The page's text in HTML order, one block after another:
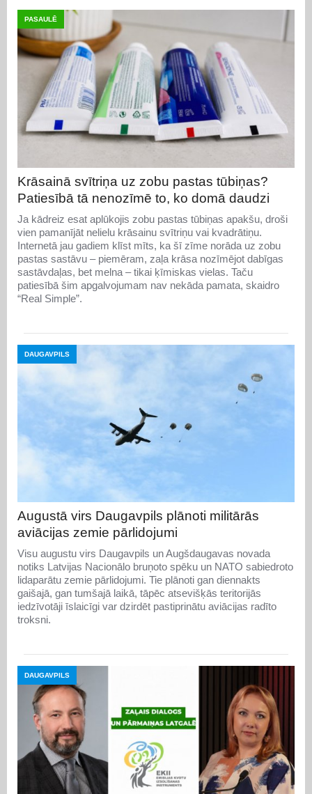
PASAULĒ
Krāsainā svītriņa uz zobu pastas tūbiņas?
Patiesībā tā nenozīmē to, ko domā daudzi
Ja kādreiz esat aplūkojis zobu pastas tūbiņas apakšu, droši
vien pamanījāt nelielu krāsainu svītriņu vai kvadrātiņu.
Internetā jau gadiem klīst mīts, ka šī zīme norāda uz zobu
pastas sastāvu – piemēram, zaļa krāsa nozīmējot dabīgas
sastāvdaļas, bet melna – tikai ķīmiskas vielas. Taču
patiesībā šim apgalvojumam nav nekāda pamata, skaidro
“Real Simple”.
DAUGAVPILS
Augustā virs Daugavpils plānoti militārās
aviācijas zemie pārlidojumi
Visu augustu virs Daugavpils un Augšdaugavas novada
notiks Latvijas Nacionālo bruņoto spēku un NATO sabiedroto
lidaparātu zemie pārlidojumi. Tie plānoti gan diennakts
gaišajā, gan tumšajā laikā, tāpēc atsevišķās teritorijās
iedzīvotāji īslaicīgi var dzirdēt pastiprinātu aviācijas radīto
troksni.
DAUGAVPILS